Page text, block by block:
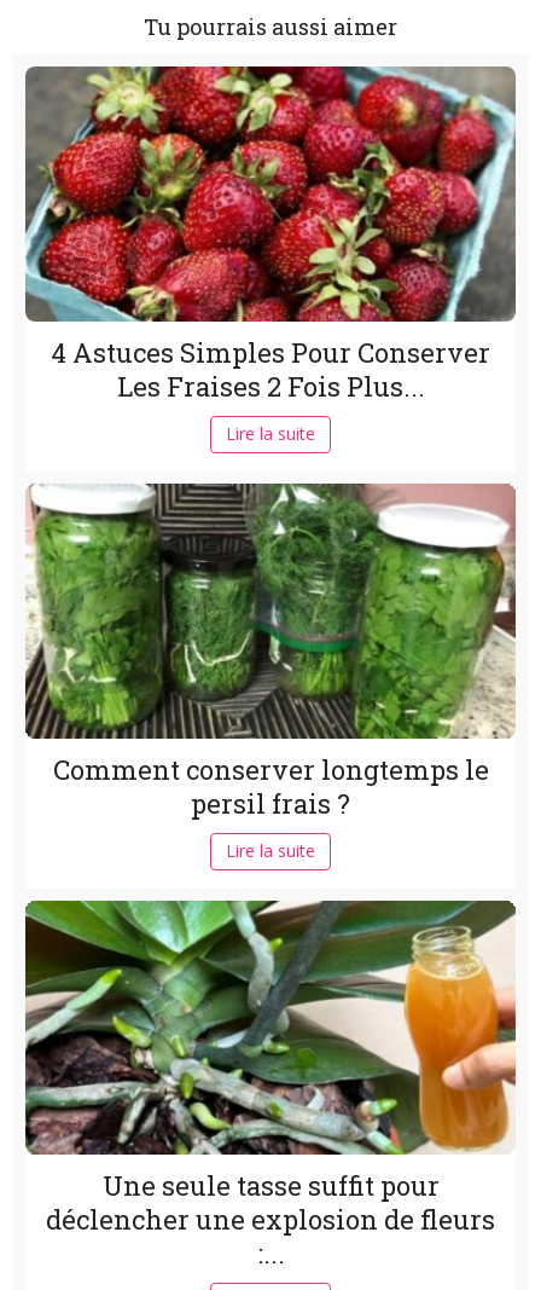
Tu pourrais aussi aimer
4 Astuces Simples Pour Conserver
Les Fraises 2 Fois Plus...
Lire la suite
Comment conserver longtemps le
persil frais ?
Lire la suite
Une seule tasse suffit pour
déclencher une explosion de fleurs
:...